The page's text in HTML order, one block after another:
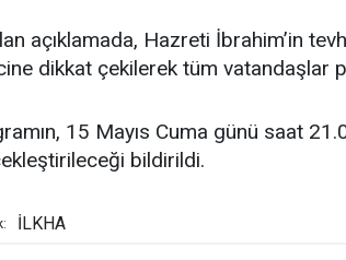
açıklamada, Hazreti İbrahim’in
dikkat çekilerek tüm vatandaşlar
15 Mayıs Cuma günü saat
bildirildi.
İLKHA